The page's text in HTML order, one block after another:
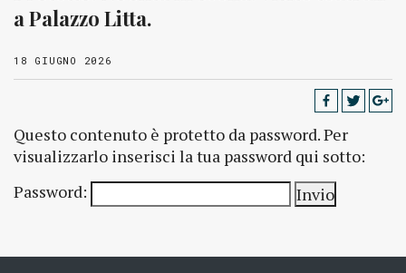
a Palazzo Litta.
18 GIUGNO 2026
Questo contenuto è protetto da password. Per
visualizzarlo inserisci la tua password qui sotto:
Password: